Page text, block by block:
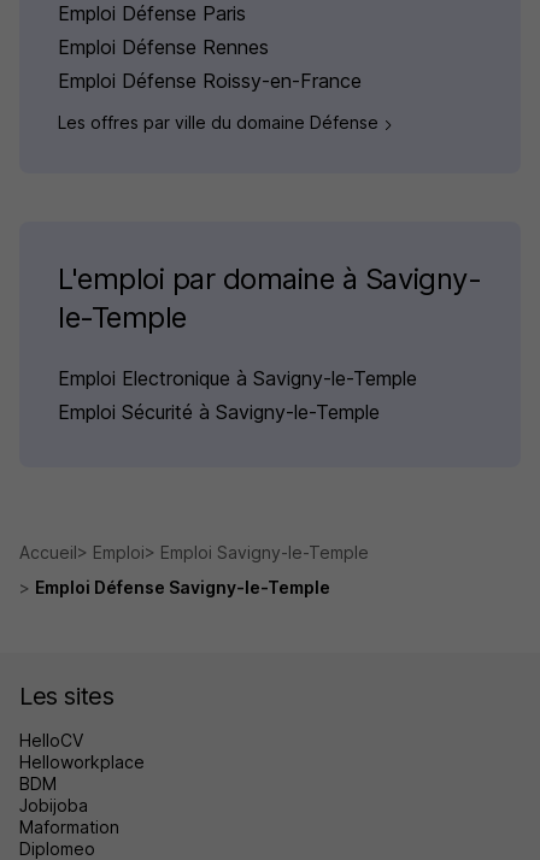
Emploi Défense Paris
Emploi Défense Rennes
Emploi Défense Roissy-en-France
Les offres par ville du domaine Défense
L'emploi par domaine à Savigny-
le-Temple
Emploi Electronique à Savigny-le-Temple
Emploi Sécurité à Savigny-le-Temple
Accueil Emploi
Emploi Savigny-le-Temple
Emploi Défense Savigny-le-Temple
Les sites
HelloCV
Helloworkplace
BDM
Jobijoba
Maformation
Diplomeo